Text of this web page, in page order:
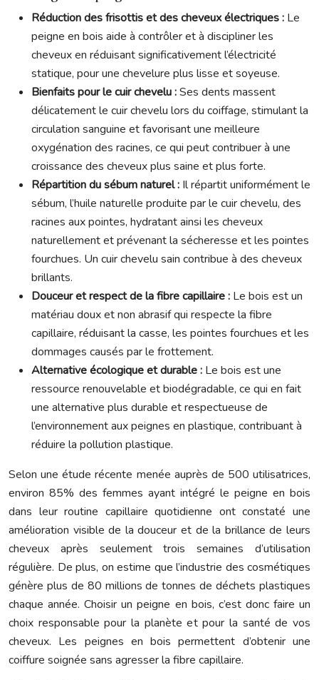
Réduction des frisottis et des cheveux électriques : Le
peigne en bois aide à contrôler et à discipliner les
cheveux en réduisant significativement l’électricité
statique, pour une chevelure plus lisse et soyeuse.
Bienfaits pour le cuir chevelu :Ses dents massent
délicatement le cuir chevelu lors du coiffage, stimulant la
circulation sanguine et favorisant une meilleure
oxygénation des racines, ce qui peut contribuer à une
croissance des cheveux plus saine et plus forte.
Répartition du sébum naturel : Il répartit uniformément le
sébum, l’huile naturelle produite par le cuir chevelu, des
racines aux pointes, hydratant ainsi les cheveux
naturellement et prévenant la sécheresse et les pointes
fourchues. Un cuir chevelu sain contribue à des cheveux
brillants.
Douceur et respect de la fibre capillaire : Le bois est un
matériau doux et non abrasif qui respecte la fibre
capillaire, réduisant la casse, les pointes fourchues et les
dommages causés par le frottement.
Alternative écologique et durable : Le bois est une
ressource renouvelable et biodégradable, ce qui en fait
une alternative plus durable et respectueuse de
l’environnement aux peignes en plastique, contribuant à
réduire la pollution plastique.
Selon une étude récente menée auprès de 500 utilisatrices,
environ 85% des femmes ayant intégré le peigne en bois
dans leur routine capillaire quotidienne ont constaté une
amélioration visible de la douceur et de la brillance de leurs
cheveux après seulement trois semaines d’utilisation
régulière. De plus, on estime que l’industrie des cosmétiques
génère plus de 80 millions de tonnes de déchets plastiques
chaque année. Choisir un peigne en bois, c’est donc faire un
choix responsable pour la planète et pour la santé de vos
cheveux. Les peignes en bois permettent d’obtenir une
coiffure soignée sans agresser la fibre capillaire.